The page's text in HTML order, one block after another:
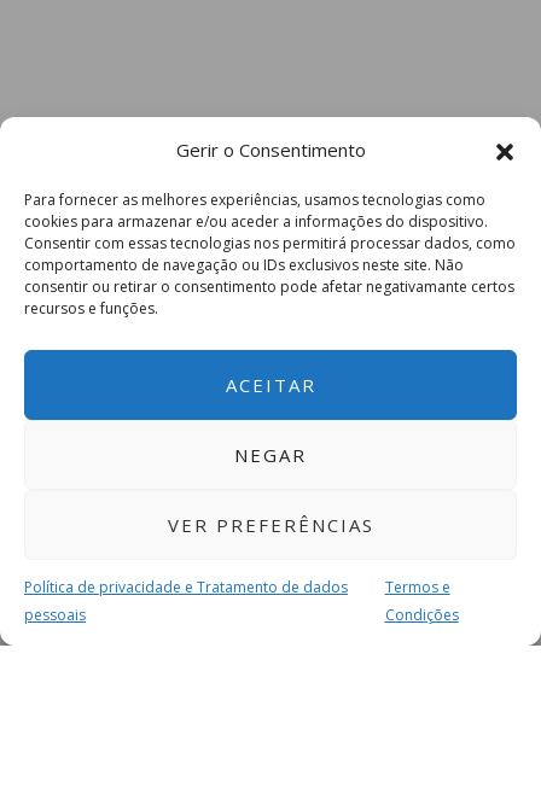
Gerir o Consentimento
Para fornecer as melhores experiências, usamos tecnologias como
cookies para armazenar e/ou aceder a informações do dispositivo.
Consentir com essas tecnologias nos permitirá processar dados, como
comportamento de navegação ou IDs exclusivos neste site. Não
consentir ou retirar o consentimento pode afetar negativamante certos
recursos e funções.
ACEITAR
NEGAR
VER PREFERÊNCIAS
Política de privacidade e Tratamento de dados
pessoais
Termos e
Condições